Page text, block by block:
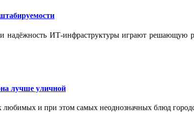
и надёжность ИТ-инфраструктуры играют
лучше уличной
и при этом самых неоднозначных блюд